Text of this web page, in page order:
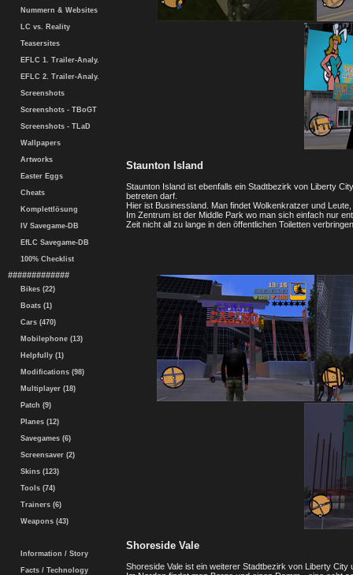
Nummern & Websites
LC vs. Reality
Teasersites
EFLC 1. Trailer-Analy.
EFLC 2. Trailer-Analy.
Screenshots
Screenshots - TBoGT
Screenshots - TLaD
Wallpapers
Artworks
Easter Eggs
Cheats
Komplettlösung
IV Savegame-DB
EfLC Savegame-DB
100% Checklist
#############
Bikes (22)
Boats (1)
Cars (470)
Mobilephone (13)
Helpfully (1)
Modifications (98)
Multiplayer (18)
Patch (9)
Planes (12)
Savegames (6)
Screensaver (2)
Skins (123)
Tools (74)
Trainers (6)
Weapons (43)
Information / Story
Facts / Technology
Staunton Island
Staunton Island ist ebenfalls ein Stadtbezirk von Liberty
betreten darf.
Hier ist Businessland. Man findet Wolkenkratzer und
Im Zentrum ist der Middle Park wo man sich einfach nur
Zeit nicht all zu lange in den öffentlichen Toiletten
Shoreside Vale
Shoreside Vale ist ein weiterer Stadtbezirk von Liberty City